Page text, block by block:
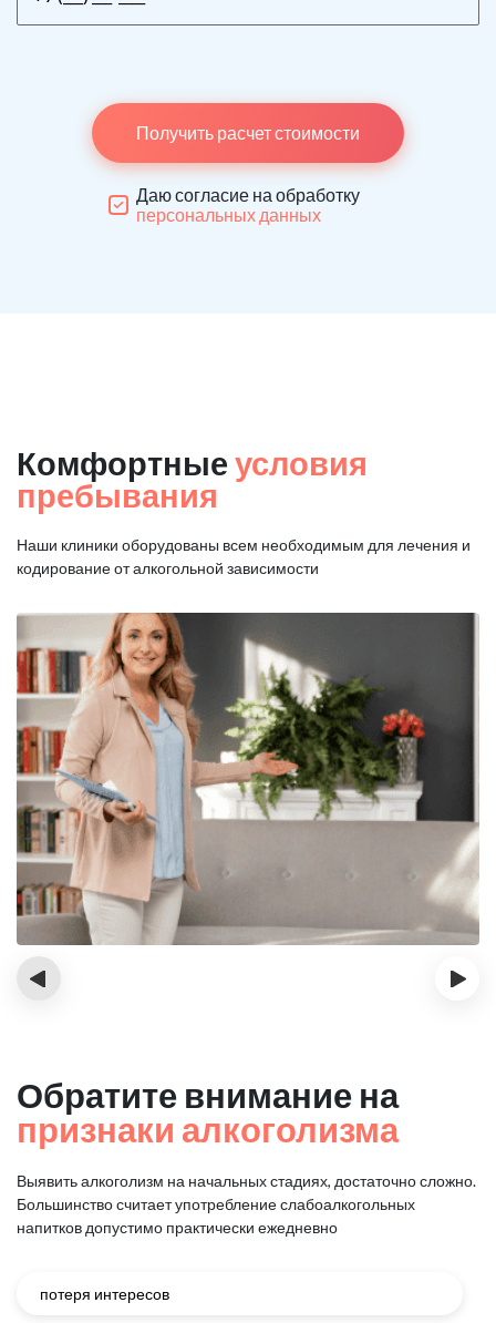
Получить расчет стоимости
Даю согласие на обработку
персональных данных
Комфортные условия
пребывания
Наши клиники оборудованы всем необходимым для лечения и
кодирование от алкогольной зависимости
‹ ›
Обратите внимание на
признаки алкоголизма
Выявить алкоголизм на начальных стадиях, достаточно сложно.
Большинство считает употребление слабоалкогольных
напитков допустимо практически ежедневно
потеря интересов